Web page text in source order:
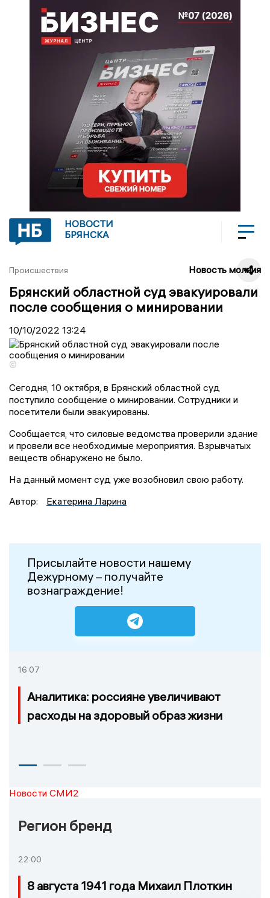
НОВОСТИ
БРЯНСКА
Происшествия Новость молния
Брянский областной суд эвакуировали
после сообщения о минировании
10/10/2022 13:24
©
Сегодня, 10 октября, в Брянский областной суд
поступило сообщение о минировании. Сотрудники и
посетители были эвакуированы.
Сообщается, что силовые ведомства проверили здание
и провели все необходимые мероприятия. Взрывчатых
веществ обнаружено не было.
На данный момент суд уже возобновил свою работу.
Автор:
Екатерина Ларина
Присылайте новости нашему
Дежурному – получайте
вознаграждение!
16:07
Аналитика: россияне увеличивают
расходы на здоровый образ жизни
Новости СМИ2
Регион бренд
22:00
8 августа 1941 года Михаил Плоткин